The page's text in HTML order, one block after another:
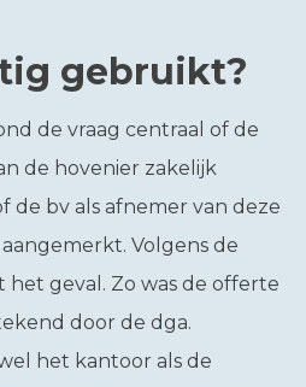
gebruikt?
de vraag centraal of de
de hovenier zakelijk
bv als afnemer van deze
Volgens de
het geval. Zo was de offerte
door de dga.
het kantoor als de